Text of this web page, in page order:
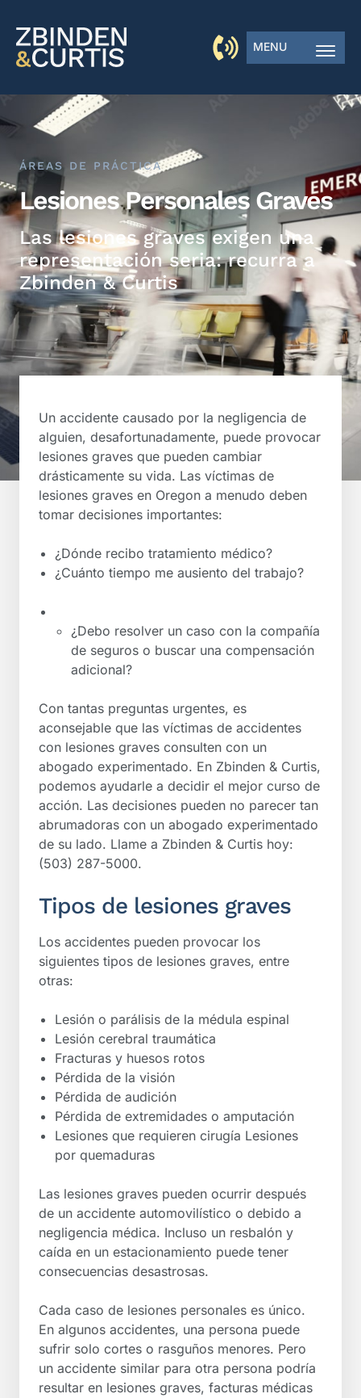
MENU
ÁREAS DE PRÁCTICA
Lesiones Personales Graves
Las lesiones graves exigen una
representación seria: recurra a
Zbinden & Curtis
Un accidente causado por la negligencia de
alguien, desafortunadamente, puede provocar
lesiones graves que pueden cambiar
drásticamente su vida. Las víctimas de
lesiones graves en Oregon a menudo deben
tomar decisiones importantes:
¿Dónde recibo tratamiento médico?
¿Cuánto tiempo me ausiento del trabajo?
¿Debo resolver un caso con la compañía
de seguros o buscar una compensación
adicional?
Con tantas preguntas urgentes, es
aconsejable que las víctimas de accidentes
con lesiones graves consulten con un
abogado experimentado. En Zbinden & Curtis,
podemos ayudarle a decidir el mejor curso de
acción. Las decisiones pueden no parecer tan
abrumadoras con un abogado experimentado
de su lado. Llame a Zbinden & Curtis hoy:
(503) 287-5000.
Tipos de lesiones graves
Los accidentes pueden provocar los
siguientes tipos de lesiones graves, entre
otras:
Lesión o parálisis de la médula espinal
Lesión cerebral traumática
Fracturas y huesos rotos
Pérdida de la visión
Pérdida de audición
Pérdida de extremidades o amputación
Lesiones que requieren cirugía Lesiones
por quemaduras
Las lesiones graves pueden ocurrir después
de un accidente automovilístico o debido a
negligencia médica. Incluso un resbalón y
caída en un estacionamiento puede tener
consecuencias desastrosas.
Cada caso de lesiones personales es único.
En algunos accidentes, una persona puede
sufrir solo cortes o rasguños menores. Pero
un accidente similar para otra persona podría
resultar en lesiones graves, facturas médicas